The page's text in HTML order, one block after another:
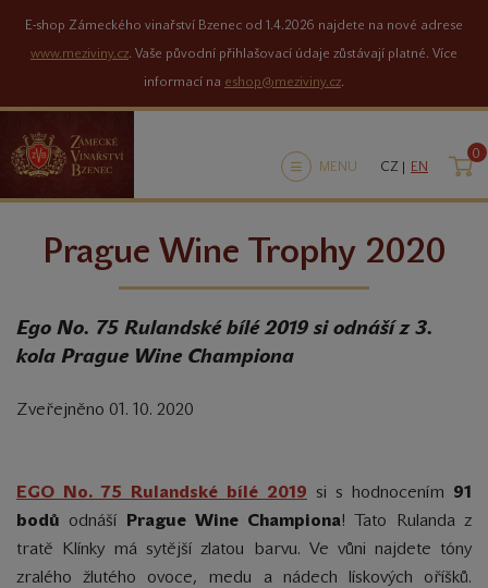
E-shop Zámeckého vinařství Bzenec od 1.4.2026 najdete na nové adrese
www.meziviny.cz. Vaše původní přihlašovací údaje zůstávají platné. Více
informací na eshop@meziviny.cz.
MENU CZ | EN
0
Prague Wine Trophy 2020
Ego No. 75 Rulandské bílé 2019 si odnáší z 3.
kola Prague Wine Championa
Zveřejněno 01. 10. 2020
EGO No. 75 Rulandské bílé 2019 si s hodnocením 91
bodů odnáší Prague Wine Championa! Tato Rulanda z
tratě Klínky má sytější zlatou barvu. Ve vůni najdete tóny
zralého žlutého ovoce, medu a nádech lískových oříšků.